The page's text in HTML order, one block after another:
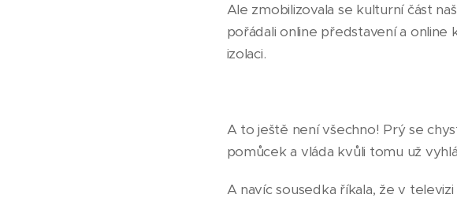
Ale zmobilizovala se kulturní část
pořádali online představení a
izolaci.
A to ještě není všechno! Prý se
pomůcek a vláda kvůli tomu už
A navíc sousedka říkala, že v